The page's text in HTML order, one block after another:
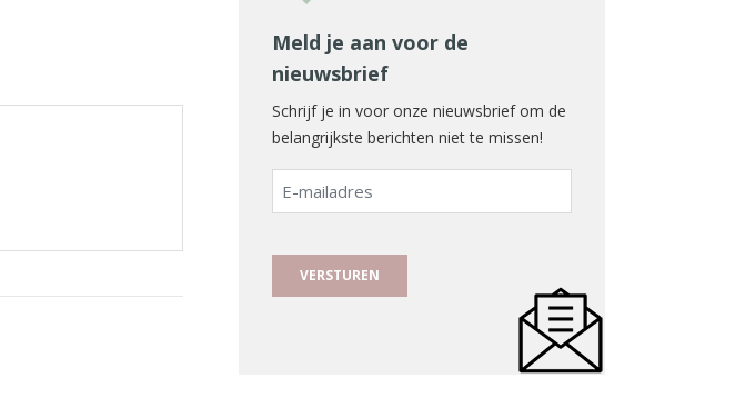
Meld je aan voor de
nieuwsbrief
Schrijf je in voor onze nieuwsbrief om de
belangrijkste berichten niet te missen!
E-
mailadres